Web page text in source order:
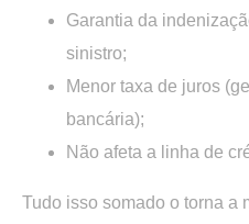
Garantia da
sinistro;
Menor taxa de juros
bancária);
Não afeta a linha de
Tudo isso somado o torna a